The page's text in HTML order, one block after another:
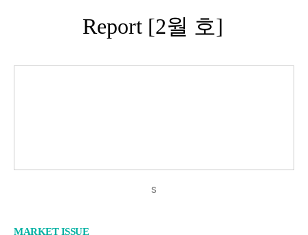
Report [2월 호]
s
MARKET ISSUE